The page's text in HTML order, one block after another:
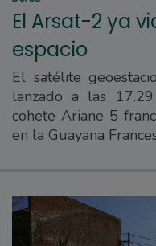
El Arsat-2 ya
espacio
El satélite
lanzado a las
cohete Ariane 5
en la Guayana